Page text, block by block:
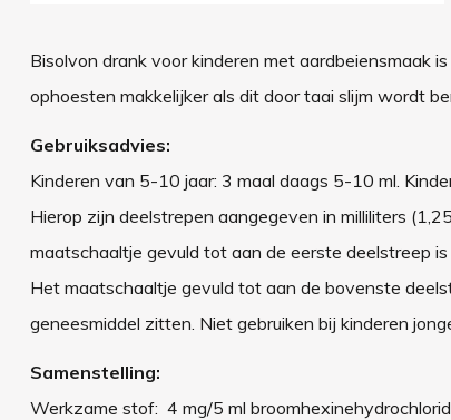
Bisolvon drank voor kinderen met aardbeiensmaak
ophoesten makkelijker als dit door taai slijm wordt
Gebruiksadvies:
Kinderen van 5-10 jaar: 3 maal daags 5-10 ml.
Hierop zijn deelstrepen aangegeven in milliliters
maatschaaltje gevuld tot aan de eerste deelstreep
Het maatschaaltje gevuld tot aan de bovenste
geneesmiddel zitten. Niet gebruiken bij kinderen
Samenstelling:
Werkzame stof: 4 mg/5 ml